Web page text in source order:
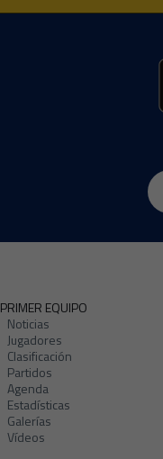
PRIMER EQUIPO
Noticias
Jugadores
Clasificación
Partidos
Agenda
Estadísticas
Galerías
Vídeos